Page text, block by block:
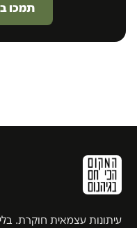
תמכו
עיתונות עצמאית חוקרת. בלי